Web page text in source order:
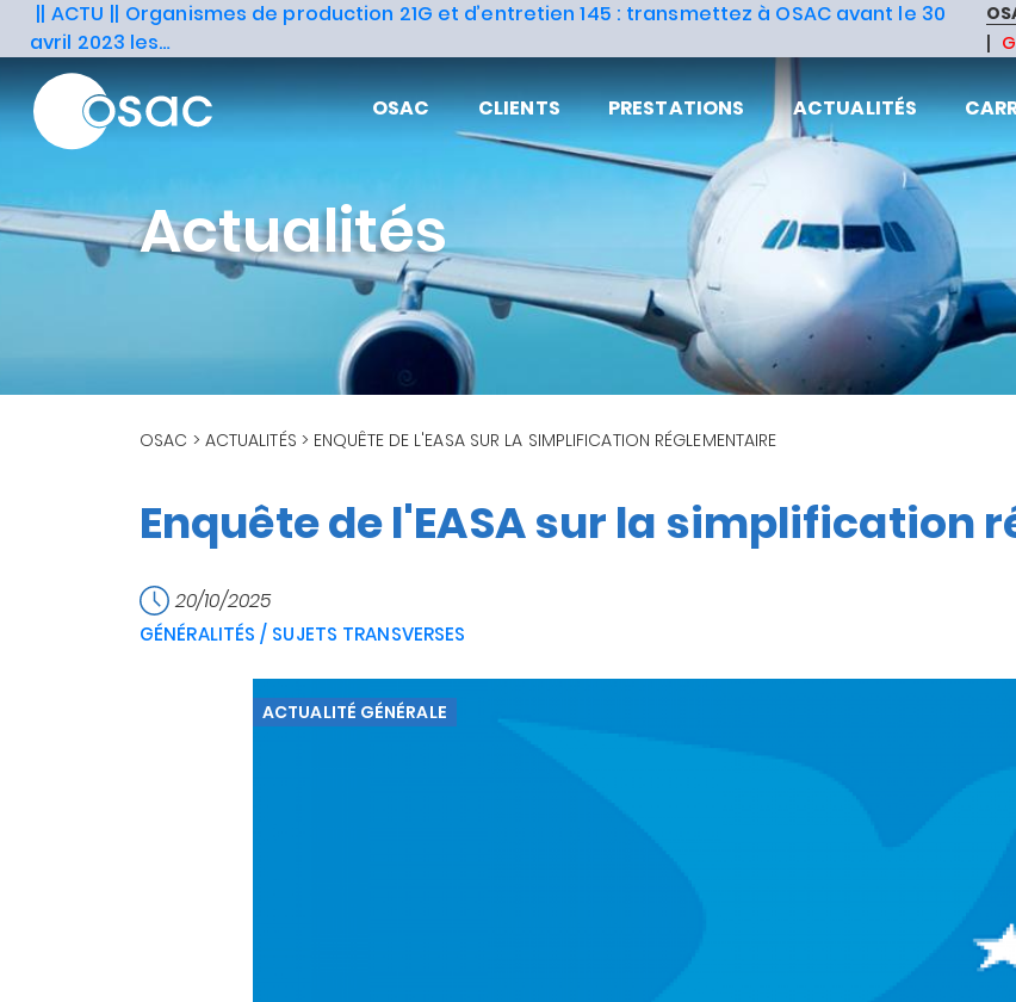
Aller
contenu
principal
ACTU
Organismes de production 21G et d’entretien 145 : transmettez à OSAC avant le 30
avril 2023 les…
OSAC CLIENTS PRESTATIONS ACTUALITÉS
Actualités
FIL
D'ARIANE
OSAC ACTUALITÉS ENQUÊTE DE L'EASA SUR LA SIMPLIFICATION RÉGLEMENTAIRE
Enquête de l'EASA sur la simplification
20/10/2025
GÉNÉRALITÉS / SUJETS TRANSVERSES
ACTUALITÉ GÉNÉRALE